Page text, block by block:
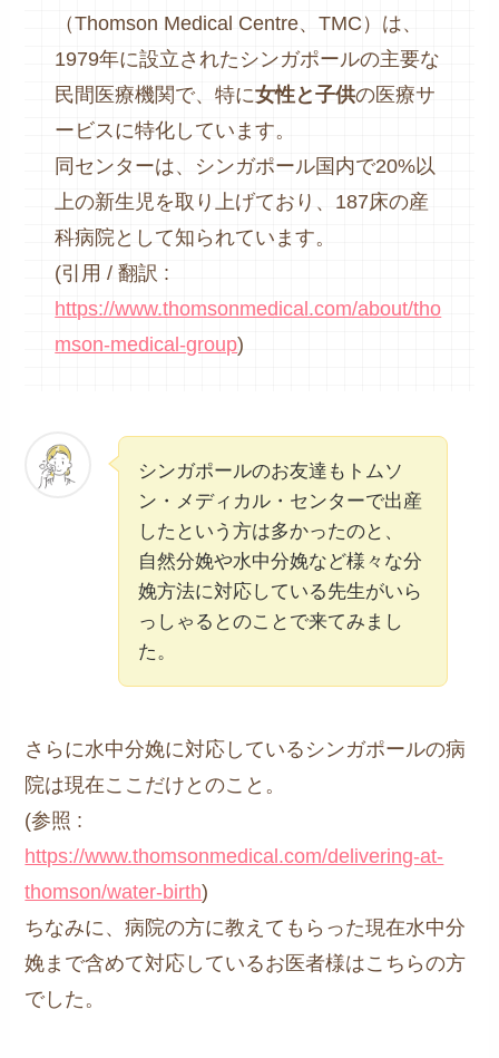
（Thomson Medical Centre、TMC）は、
1979年に設立されたシンガポールの主要な
民間医療機関で、特に女性と子供の医療サ
ービスに特化しています。 ​
同センターは、シンガポール国内で20%以
上の新生児を取り上げており、187床の産
科病院として知られています。
(引用 / 翻訳 :
https://www.thomsonmedical.com/about/tho
mson-medical-group)
シンガポールのお友達もトムソ
ン・メディカル・センターで出産
したという方は多かったのと、
自然分娩や水中分娩など様々な分
娩方法に対応している先生がいら
っしゃるとのことで来てみまし
た。
さらに水中分娩に対応しているシンガポールの病
院は現在ここだけとのこと。
(参照 :
https://www.thomsonmedical.com/delivering-at-
thomson/water-birth)
ちなみに、病院の方に教えてもらった現在水中分
娩まで含めて対応しているお医者様はこちらの方
でした。